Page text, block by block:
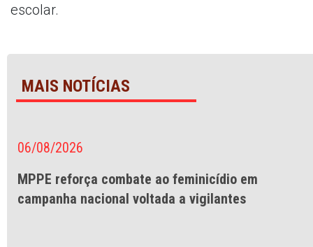
escolar.
MAIS NOTÍCIAS
06/08/2026
MPPE reforça combate ao feminicídio em
campanha nacional voltada a vigilantes